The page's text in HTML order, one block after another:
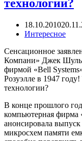
технологии?
18.10.2010
Интересное
Сенсационное
Компани» Джек
фирмой «Bell
Розуэлле в 1947
технологии?
В конце прошлого
компьютерная
анонсировала
микросхем памяти